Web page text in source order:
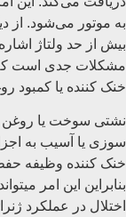
به موتور می‌شود. از
بیش از حد ولتاژ
مشکلات جدی است
خنک‌ کننده یا کمبود
نشتی سوخت یا روغن
سوزی یا آسیب به
خنک ‌کننده وظیفه حفظ
بنابراین این امر
اختلال در عملکرد